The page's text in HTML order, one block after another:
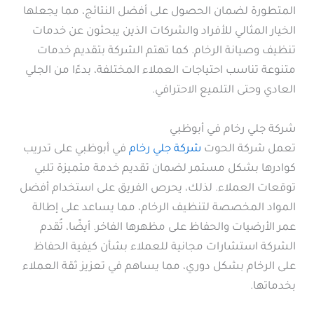
المتطورة لضمان الحصول على أفضل النتائج، مما يجعلها
الخيار المثالي للأفراد والشركات الذين يبحثون عن خدمات
تنظيف وصيانة الرخام. كما تهتم الشركة بتقديم خدمات
متنوعة تناسب احتياجات العملاء المختلفة، بدءًا من الجلي
العادي وحتى التلميع الاحترافي.
شركة جلي رخام في أبوظبي
تعمل شركة الحوت شركة جلي رخام في أبوظبي على تدريب
كوادرها بشكل مستمر لضمان تقديم خدمة متميزة تلبي
توقعات العملاء. لذلك، يحرص الفريق على استخدام أفضل
المواد المخصصة لتنظيف الرخام، مما يساعد على إطالة
عمر الأرضيات والحفاظ على مظهرها الفاخر. أيضًا، تُقدم
الشركة استشارات مجانية للعملاء بشأن كيفية الحفاظ
على الرخام بشكل دوري، مما يساهم في تعزيز ثقة العملاء
بخدماتها.